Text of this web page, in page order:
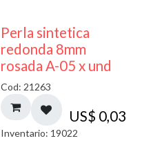
Perla sintetica
redonda 8mm
rosada A-05 x und
Cod: 21263
US$ 0,03
Inventario: 19022